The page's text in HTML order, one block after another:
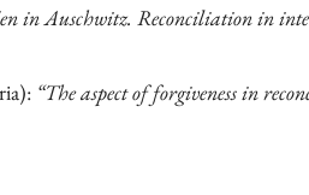
in Auschwitz. Reconciliation in
“The aspect of forgiveness in